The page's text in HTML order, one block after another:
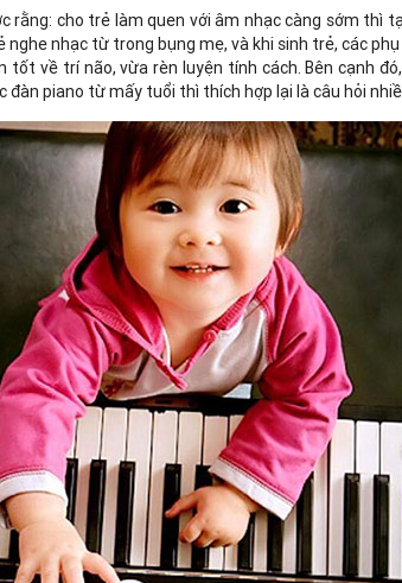
rằng: cho trẻ làm quen với âm nhạc càng sớm thì
nhạc từ trong bụng mẹ, và khi sinh trẻ, các
về trí não, vừa rèn luyện tính cách. Bên cạnh
đàn piano từ mấy tuổi thì thích hợp lại là câu hỏi